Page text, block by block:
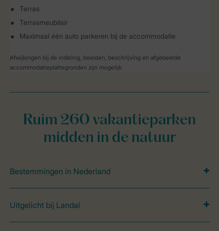
Terras
Terrasmeubilair
Maximaal één auto parkeren bij de accommodatie
Afwijkingen bij de indeling, beelden, beschrijving en afgebeelde
accommodatieplattegronden zijn mogelijk.
Ruim 260 vakantieparken
midden in de natuur
Bestemmingen in Nederland
Uitgelicht bij Landal